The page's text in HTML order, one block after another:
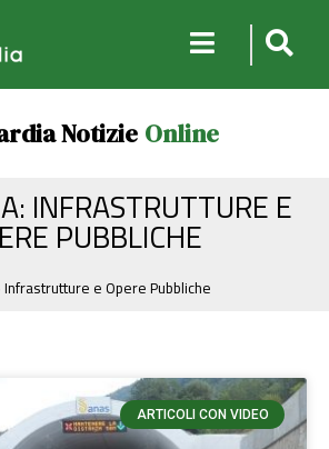
Notizie Online
INFRASTRUTTURE E
PUBBLICHE
Infrastrutture e Opere Pubbliche
ARTICOLI CON VIDEO